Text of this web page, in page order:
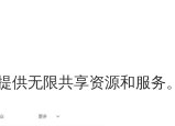
供无限共享资源和服务。